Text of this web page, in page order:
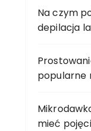
Na czym
depilacja
popularne
mieć